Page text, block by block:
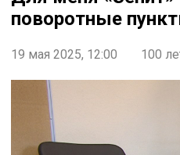
поворотные
19 мая 2025, 12:00 100